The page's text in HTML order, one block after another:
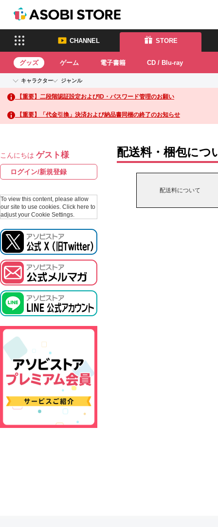
CHANNEL STORE
CHANNEL
ASOBI CHANNEL TOP
STORE
ASOBI STORE
グッズ
電子書籍
CD / Blu-ray
グッズ ゲーム 電子書籍 CD / Blu-ray
キャラクター
アイドルマスターシリーズ
アイドルマスター
アイドルマスター シンデレラガ
ブ！
アイドルマスター SideM
アイドルマスター シャイニーカ
学園アイドルマスター
プロジェクトアイマス ヴイアラ
イヴ
テイルズ オブ シリーズ
電音部
太鼓の達人
パックマン
ナムコクラ
ック
スサノオマ
ック
ガンダムシ
ジャンル
イベントグッズ
トイ・ホビー
【重要】二段階認証設定およびID・パスワード管理のお願い
【重要】「代金引換」決済および納品書同梱の終了のお知らせ
こんにちは ゲスト様
ログイン/新規登録
To view this content, please allow
our site to use cookies. Click here to
adjust your Cookie Settings.
配送料・梱包につ
配送料について